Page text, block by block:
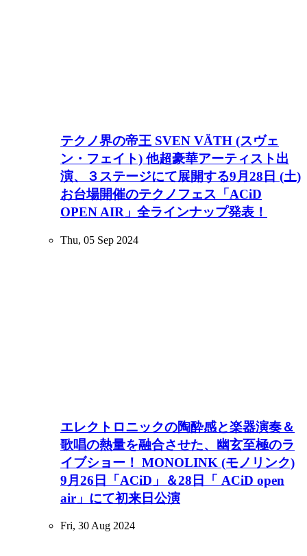
テクノ界の帝王 SVEN VÄTH (スヴェ
ン・フェイト) 他超豪華アーティスト出
演、３ステージにて展開する9月28日 (土)
お台場開催のテクノフェス「ACiD
OPEN AIR」全ラインナップ発表！
Thu, 05 Sep 2024
エレクトロニックの陶酔感と楽器演奏＆
歌唱の熱量を融合させた、幽玄至極のラ
イブショー！ MONOLINK (モノリンク)
9月26日「ACiD」＆28日「 ACiD open
air」にて初来日公演
Fri, 30 Aug 2024